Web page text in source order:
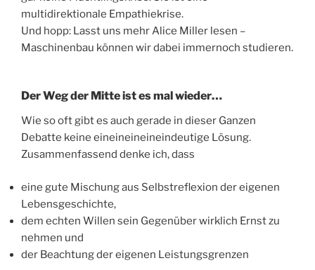
multidirektionale Empathiekrise.
Und hopp: Lasst uns mehr Alice Miller lesen –
Maschinenbau können wir dabei immernoch studieren.
Der Weg der Mitte ist es mal wieder…
Wie so oft gibt es auch gerade in dieser Ganzen
Debatte keine eineineineineindeutige Lösung.
Zusammenfassend denke ich, dass
eine gute Mischung aus Selbstreflexion der eigenen
Lebensgeschichte,
dem echten Willen sein Gegenüber wirklich Ernst zu
nehmen und
der Beachtung der eigenen Leistungsgrenzen